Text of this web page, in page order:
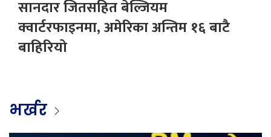
सानदार जितसहित बेल्जियम
क्वार्टरफाइनमा, अमेरिका अन्तिम १६ बाटै
बाहिरियो
भर्खर